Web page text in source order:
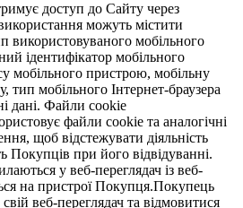
доступ до Сайту через
можуть містити
використовуваного мобільного
ідентифікатор мобільного
мобільного пристрою, мобільну
тип мобільного Інтернет-браузера
дані. Файли cookie
файли cookie та аналогічні
щоб відстежувати діяльність
Покупців при його відвідуванні.
у веб-переглядач із веб-
на пристрої Покупця.Покупець
веб-переглядач та відмовитися